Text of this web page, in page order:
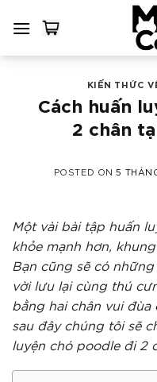
KIẾN THỨC
Cách huấn
2 chân
POSTED ON 5
Một vài bài tập huấn
khỏe mạnh hơn,
Bạn cũng sẽ có
vời lưu lại cùng thú
bằng hai chân vui
sau đây chúng tôi sẽ
luyện chó poodle đi 2